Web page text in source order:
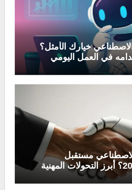
خيارك الأمثل؟
في العمل اليومي
مستقبل